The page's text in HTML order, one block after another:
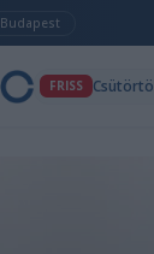
Budapest
FRISS